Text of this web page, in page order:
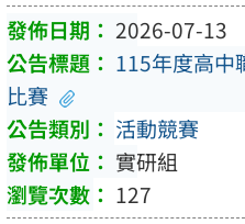
2026-07-13
115年度高中
比賽
活動競賽
實研組
127